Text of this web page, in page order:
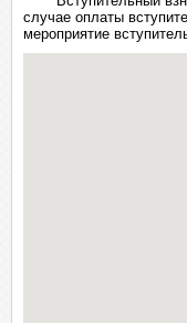
случае оплаты
мероприятие